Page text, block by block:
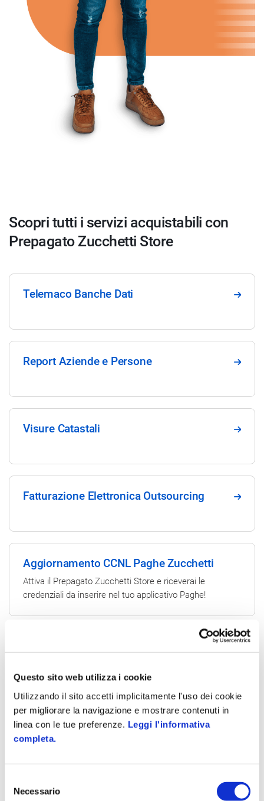
Questo sito web utilizza i cookie
Utilizzando il sito accetti implicitamente l'uso dei cookie
per migliorare la navigazione e mostrare contenuti in
linea con le tue preferenze. Leggi l'informativa
completa.
delNecessario
Scopri tutti i servizi acquistabili con
Prepagato Zucchetti Store
Telemaco Banche Dati
Report Aziende e Persone
Visure Catastali
Fatturazione Elettronica Outsourcing
Aggiornamento CCNL Paghe Zucchetti
Attiva il Prepagato Zucchetti Store e riceverai le
credenziali da inserire nel tuo applicativo Paghe!